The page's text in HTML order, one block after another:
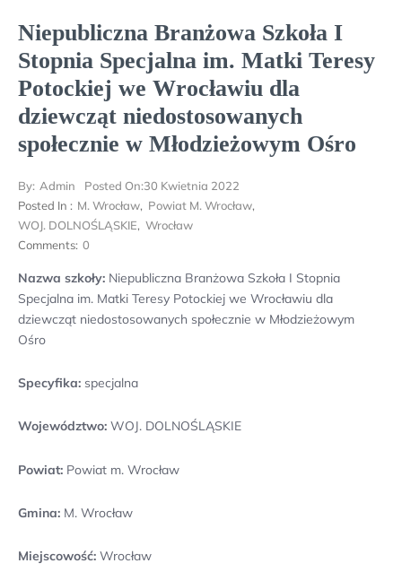
Niepubliczna Branżowa Szkoła I
Stopnia Specjalna im. Matki Teresy
Potockiej we Wrocławiu dla
dziewcząt niedostosowanych
społecznie w Młodzieżowym Ośro
By: Admin Posted On:30 Kwietnia 2022
Posted In : M. Wrocław, Powiat M. Wrocław,
WOJ. DOLNOŚLĄSKIE, Wrocław
Comments: 0
Nazwa szkoły: Niepubliczna Branżowa Szkoła I Stopnia
Specjalna im. Matki Teresy Potockiej we Wrocławiu dla
dziewcząt niedostosowanych społecznie w Młodzieżowym
Ośro
Specyfika: specjalna
Województwo: WOJ. DOLNOŚLĄSKIE
Powiat: Powiat m. Wrocław
Gmina: M. Wrocław
Miejscowość: Wrocław